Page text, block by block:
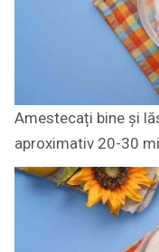
Amestecați bine și
aproximativ 20-30